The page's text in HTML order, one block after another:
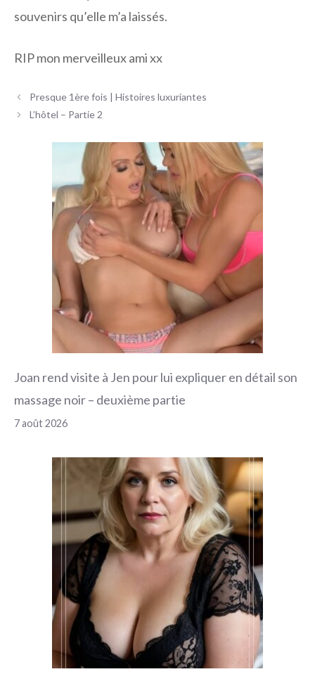
souvenirs qu’elle m’a laissés.
RIP mon merveilleux ami xx
Navigation
des
Presque 1ère fois | Histoires luxuriantes
L’hôtel – Partie 2
Joan rend visite à Jen pour lui expliquer en détail son
massage noir – deuxième partie
7 août 2026